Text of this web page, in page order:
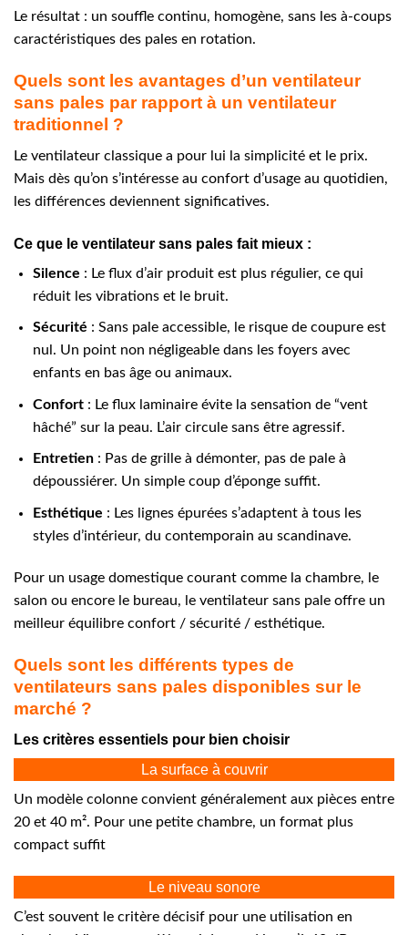
Le résultat : un souffle continu, homogène, sans les à-coups
caractéristiques des pales en rotation.
Quels sont les avantages d’un ventilateur
sans pales par rapport à un ventilateur
traditionnel ?
Le ventilateur classique a pour lui la simplicité et le prix.
Mais dès qu’on s’intéresse au confort d’usage au quotidien,
les différences deviennent significatives.
Ce que le ventilateur sans pales fait mieux :
Silence : Le flux d’air produit est plus régulier, ce qui
réduit les vibrations et le bruit.
Sécurité : Sans pale accessible, le risque de coupure est
nul. Un point non négligeable dans les foyers avec
enfants en bas âge ou animaux.
Confort: Le flux laminaire évite la sensation de “vent
hâché” sur la peau. L’air circule sans être agressif.
Entretien: Pas de grille à démonter, pas de pale à
dépoussiérer. Un simple coup d’éponge suffit.
Esthétique : Les lignes épurées s’adaptent à tous les
styles d’intérieur, du contemporain au scandinave.
Pour un usage domestique courant comme la chambre, le
salon ou encore le bureau, le ventilateur sans pale offre un
meilleur équilibre confort / sécurité / esthétique.
Quels sont les différents types de
ventilateurs sans pales disponibles sur le
marché ?
Les critères essentiels pour bien choisir
La surface à couvrir
Un modèle colonne convient généralement aux pièces entre
20 et 40 m². Pour une petite chambre, un format plus
compact suffit
Le niveau sonore
C’est souvent le critère décisif pour une utilisation en